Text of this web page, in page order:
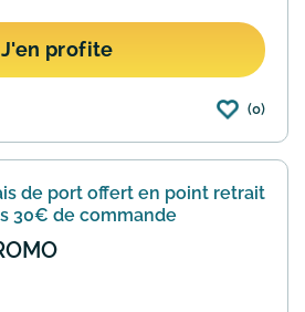
J'en profite
partenariat avec le site
Shop offre 15% de remise aux
En savoir plus
(0)
de port offert en point retrait
30€ de commande